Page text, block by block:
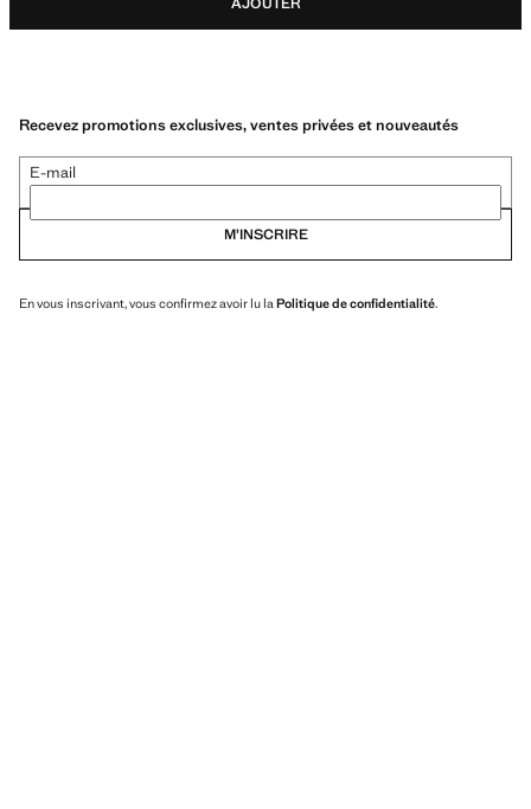
Recevez promotions exclusives, ventes privées et nouveautés
E-mail
M’INSCRIRE
En vous inscrivant, vous confirmez avoir lu la Politique de confidentialité.